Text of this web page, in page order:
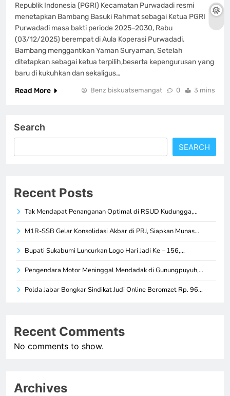
Republik Indonesia (PGRI) Kecamatan Purwadadi resmi
menetapkan Bambang Basuki Rahmat sebagai Ketua PGRI
Purwadadi masa bakti periode 2025–2030, Rabu
(03/12/2025) berempat di Aula Koperasi Purwadadi.
Bambang menggantikan Yaman Suryaman, Setelah
ditetapkan sebagai ketua terpilih,beserta kepengurusan yang
baru di kukuhkan dan sekaligus…
Read More
Benz biskuatsemangat 0 3 mins
Search
SEARCH
Recent Posts
Tak Mendapat Penanganan Optimal di RSUD Kudungga,…
M1R-SSB Gelar Konsolidasi Akbar di PRJ, Siapkan Munas…
Bupati Sukabumi Luncurkan Logo Hari Jadi Ke – 156,…
Pengendara Motor Meninggal Mendadak di Gunungpuyuh,…
Polda Jabar Bongkar Sindikat Judi Online Beromzet Rp. 96…
Recent Comments
No comments to show.
Archives